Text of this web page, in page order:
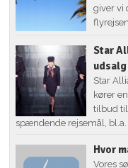
giver vi
Star
udsalg
Star
kører
tilbud
spændende rejsemål, bl.a.
Hvor
Vores